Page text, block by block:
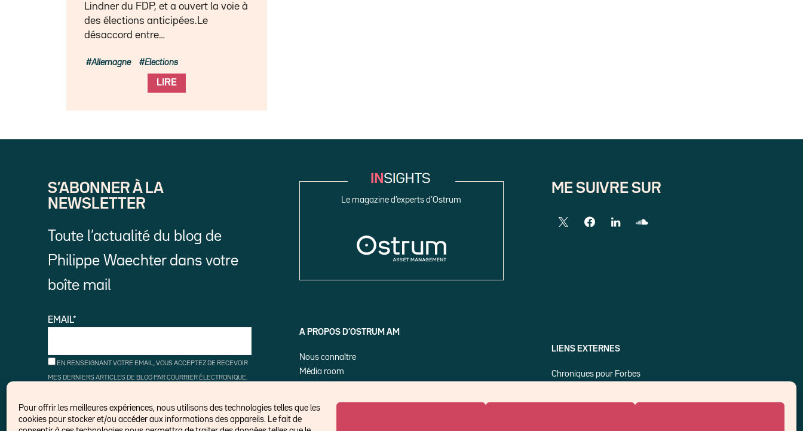
Pour offrir les meilleures expériences, nous utilisons des technologies telles que les
cookies pour stocker et/ou accéder aux informations des appareils. Le fait de
Lindner du FDP, et a ouvert la voie à
des élections anticipées.Le
désaccord entre…
LIRE
Allemagne Elections
S’ABONNER À LA
NEWSLETTER
Toute l’actualité du blog de
Philippe Waechter dans votre
boîte mail
EMAIL*
EN RENSEIGNANT VOTRE EMAIL, VOUS ACCEPTEZ DE RECEVOIR
MES DERNIERS ARTICLES DE BLOG PAR COURRIER ÉLECTRONIQUE.
LIENS DE DÉSINSCRIPTION.
Le magazine d’experts d’Ostrum
A PROPOS D’OSTRUM AM
Nous connaître
Média room
ME SUIVRE SUR
LIENS EXTERNES
Chroniques pour Forbes
Think tank